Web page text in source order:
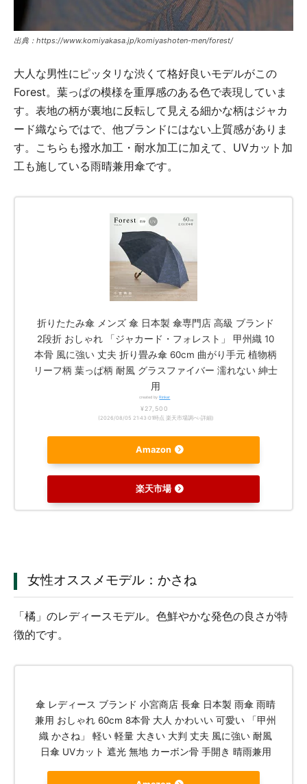
出典：https://www.komiyakasa.jp/komiyashoten-men/forest/
大人な男性にピッタリな渋くて格好良いモデルがこの
Forest。葉っぱの模様を重厚感のある色で表現していま
す。表地の柄が裏地に反転して見える細かな柄はジャカ
ード織ならではで、他ブランドにはない上質感がありま
す。こちらも撥水加工・耐水加工に加えて、UVカット加
工も施している雨晴兼用傘です。
折りたたみ傘 メンズ 傘 日本製 傘専門店 高級 ブランド
2段折 おしゃれ 「ジャカード・フォレスト」 甲州織 10
本骨 風に強い 丈夫 折り畳み傘 60cm 曲がり手元 植物柄
リーフ柄 葉っぱ柄 耐風 グラスファイバー 濡れない 紳士
用
created by Rinker
¥27,500
(2026/08/05 21:43:01時点 楽天市場調べ-詳細)
Amazon
楽天市場
女性オススメモデル：かさね
「橘」のレディースモデル。色鮮やかな発色の良さが特
徴的です。
傘 レディース ブランド 小宮商店 長傘 日本製 雨傘 雨晴
兼用 おしゃれ 60cm 8本骨 大人 かわいい 可愛い 「甲州
織 かさね」 軽い 軽量 大きい 大判 丈夫 風に強い 耐風
日傘 UVカット 遮光 無地 カーボン骨 手開き 晴雨兼用